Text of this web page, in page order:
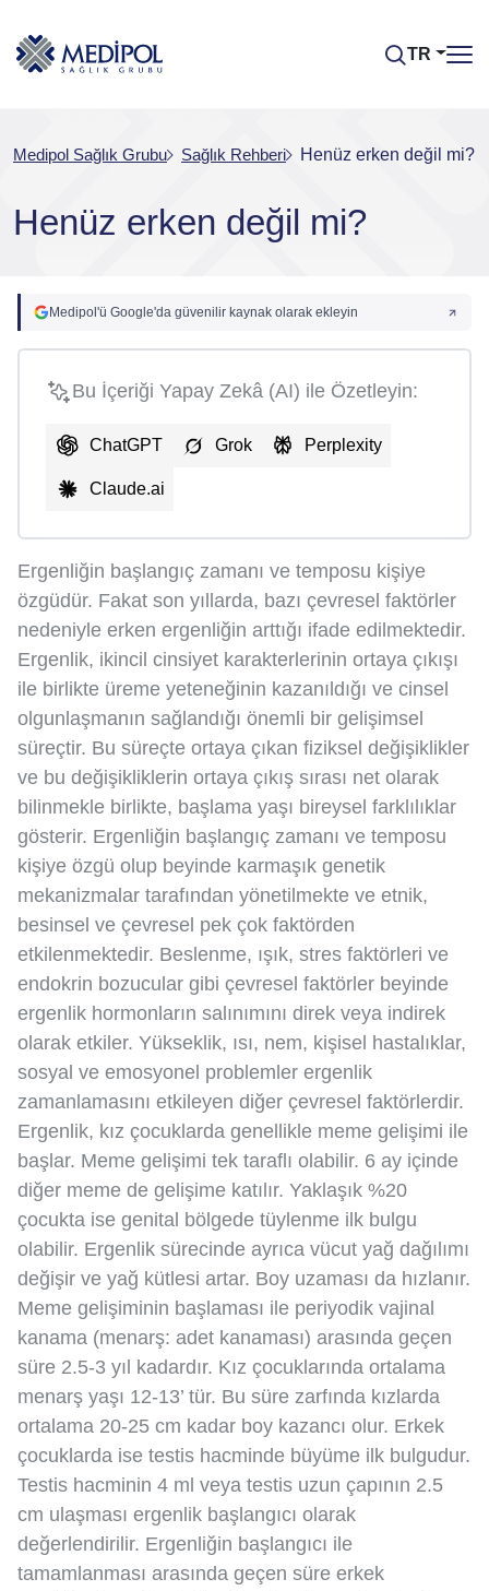
TR
Medipol Sağlık Grubu Sağlık Rehberi Henüz erken değil mi?
Henüz erken değil mi?
Medipol'ü Google'da güvenilir kaynak olarak ekleyin
Bu İçeriği Yapay Zekâ (AI) ile Özetleyin:
ChatGPT Grok Perplexity
Claude.ai
Ergenliğin başlangıç zamanı ve temposu kişiye
özgüdür. Fakat son yıllarda, bazı çevresel faktörler
nedeniyle erken ergenliğin arttığı ifade edilmektedir.
Ergenlik, ikincil cinsiyet karakterlerinin ortaya çıkışı
ile birlikte üreme yeteneğinin kazanıldığı ve cinsel
olgunlaşmanın sağlandığı önemli bir gelişimsel
süreçtir. Bu süreçte ortaya çıkan fiziksel değişiklikler
ve bu değişikliklerin ortaya çıkış sırası net olarak
bilinmekle birlikte, başlama yaşı bireysel farklılıklar
gösterir. Ergenliğin başlangıç zamanı ve temposu
kişiye özgü olup beyinde karmaşık genetik
mekanizmalar tarafından yönetilmekte ve etnik,
besinsel ve çevresel pek çok faktörden
etkilenmektedir. Beslenme, ışık, stres faktörleri ve
endokrin bozucular gibi çevresel faktörler beyinde
ergenlik hormonların salınımını direk veya indirek
olarak etkiler. Yükseklik, ısı, nem, kişisel hastalıklar,
sosyal ve emosyonel problemler ergenlik
zamanlamasını etkileyen diğer çevresel faktörlerdir.
Ergenlik, kız çocuklarda genellikle meme gelişimi ile
başlar. Meme gelişimi tek taraflı olabilir. 6 ay içinde
diğer meme de gelişime katılır. Yaklaşık %20
çocukta ise genital bölgede tüylenme ilk bulgu
olabilir. Ergenlik sürecinde ayrıca vücut yağ dağılımı
değişir ve yağ kütlesi artar. Boy uzaması da hızlanır.
Meme gelişiminin başlaması ile periyodik vajinal
kanama (menarş: adet kanaması) arasında geçen
süre 2.5-3 yıl kadardır. Kız çocuklarında ortalama
menarş yaşı 12-13’ tür. Bu süre zarfında kızlarda
ortalama 20-25 cm kadar boy kazancı olur. Erkek
çocuklarda ise testis hacminde büyüme ilk bulgudur.
Testis hacminin 4 ml veya testis uzun çapının 2.5
cm ulaşması ergenlik başlangıcı olarak
değerlendirilir. Ergenliğin başlangıcı ile
tamamlanması arasında geçen süre erkek